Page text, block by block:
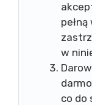
w
co do